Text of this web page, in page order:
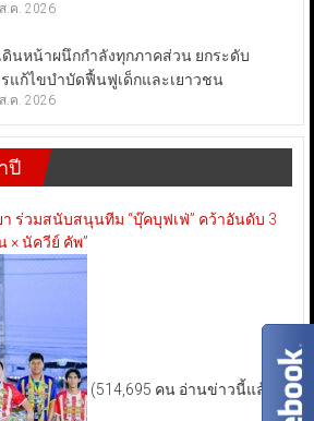
.ค. 2026
ดินหน้าผนึกกำลังทุกภาคส่วน ยกระดับ
แก้ไขบำบัดฟื้นฟูเด็กและเยาวชน
.ค. 2026
ปี
า ร่วมสนับสนุนทีม “บุ๊คบุฟเฟ่” คว้าอันดับ 3
× นัควีย์ คัพ”
(514,695 คน อ่านข่าวนี้แล้ว)